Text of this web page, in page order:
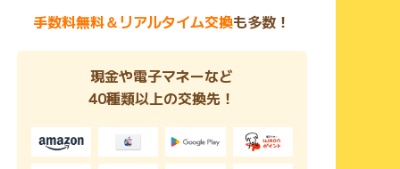
手数料無料＆リアルタイム交換も多数！
現金や電子マネーなど
40種類以上の交換先！